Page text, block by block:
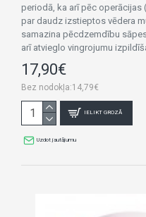
periodā, ka arī pēc operācijas
par daudz izstieptos vēdera
samazina pēcdzemdību
arī atvieglo vingrojumu
17,90€
Bez nodokļa:14,79€
IELIKT GROZĀ
Uzdot jautājumu